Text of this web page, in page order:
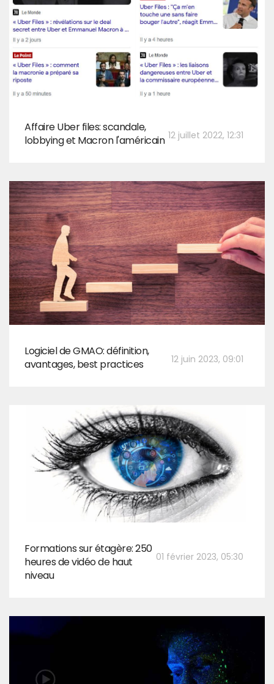
12 juillet 2022, 12:31
Affaire Uber files: scandale,
lobbying et Macron l'américain
12 juin 2023, 09:01
Logiciel de GMAO: définition,
avantages, best practices
01 février 2023, 05:30
Formations sur étagère: 250
heures de vidéo de haut
niveau